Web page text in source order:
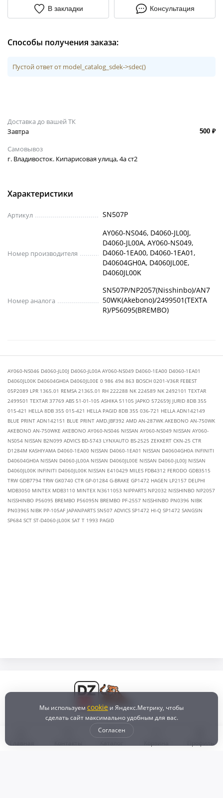
В закладки Консультация
Способы получения заказа:
Пустой ответ от model_catalog_sdek->sdec()
Доставка до вашей ТК
Завтра
500 ₽
Самовывоз
г. Владивосток. Кипарисовая улица, 4а ст2
Характеристики
Артикул SN507P
Номер производителя
AY060-NS046, D4060-JL00J,
D4060-JL00A, AY060-NS049,
D4060-1EA00, D4060-1EA01,
D40604GH0A, D4060JL00E,
D4060JL00K
Номер аналога
SN507P/NP2057(Nisshinbo)/AN7
50WK(Akebono)/2499501(TEXTA
R)/P56095(BREMBO)
AY060-NS046 D4060-JL00J D4060-JL00A AY060-NS049 D4060-1EA00 D4060-1EA01
D4060JL00K D40604GH0A D4060JL00E 0 986 494 863 BOSCH 0201-V36R FEBEST
05P2089 LPR 1365.01 REMSA 21365.01 RH 222288 NK 224589 NK 2492101 TEXTAR
2499501 TEXTAR 37769 ABS 51-01-105 ASHIKA 51105 JAPKO 572659J JURID 8DB 355
015-421 HELLA 8DB 355 015-421 HELLA PAGID 8DB 355 036-721 HELLA ADN142149
BLUE PRINT ADN142151 BLUE PRINT AMD.JBF392 AMD AN-287WK AKEBONO AN-750WK
AKEBONO AN-750WKE AKEBONO AY060-NS046 NISSAN AY060-NS049 NISSAN AY060-
NS054 NISSAN B2N099 ADVICS BD-5743 LYNXAUTO BS-2525 ZEKKERT CKN-25 CTR
D1284M KASHIYAMA D4060-1EA00 NISSAN D4060-1EA01 NISSAN D40604GH0A INFINITI
D40604GH0A NISSAN D4060-JL00A NISSAN D4060JL00E NISSAN D4060-JL00J NISSAN
D4060JL00K INFINITI D4060JL00K NISSAN E410429 MILES FDB4312 FERODO GDB3515
TRW GDB7794 TRW GK0740 CTR GP-01284 G-BRAKE GP1472 HAGEN LP2157 DELPHI
MDB3050 MINTEX MDB3110 MINTEX N3611053 NIPPARTS NP2032 NISSHINBO NP2057
NISSHINBO P56095 BREMBO P56095N BREMBO PF-2557 NISSHINBO PN0396 NIBK
PN0396S NIBK PP-105AF JAPANPARTS SN507 ADVICS SP1472 HI-Q SP1472 SANGSIN
SP684 SCT ST-D4060-JL00K SAT T 1993 PAGID
Мы используем cookie и Яндекс.Метрику, чтобы
сделать сайт максимально удобным для вас.
Согласен
Бонусная программа Доставка и самовывоз
Оплата